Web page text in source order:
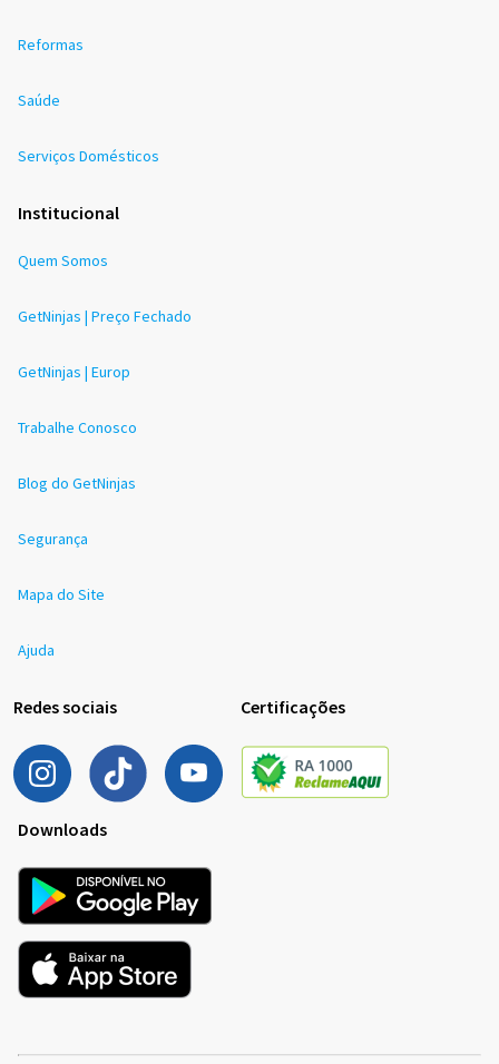
Reformas
Saúde
Serviços Domésticos
Institucional
Quem Somos
GetNinjas | Preço Fechado
GetNinjas | Europ
Trabalhe Conosco
Blog do GetNinjas
Segurança
Mapa do Site
Ajuda
Redes sociais Certificações
Downloads